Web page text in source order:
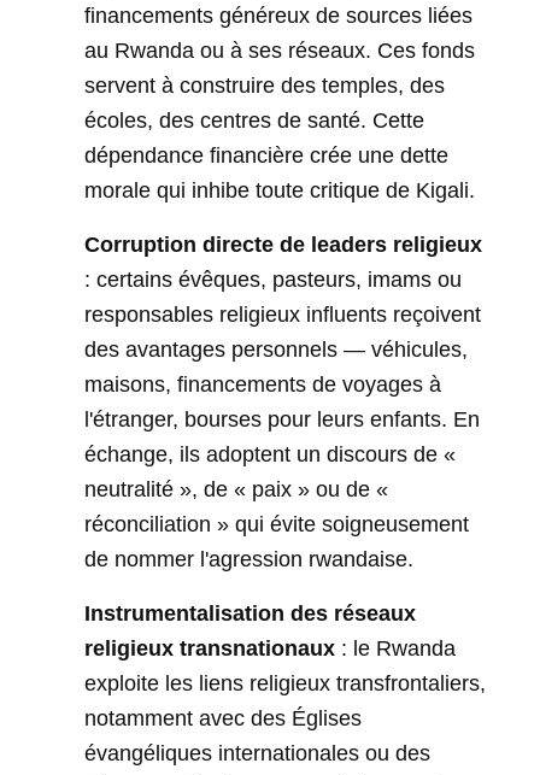
financements généreux de sources liées
au Rwanda ou à ses réseaux. Ces fonds
servent à construire des temples, des
écoles, des centres de santé. Cette
dépendance financière crée une dette
morale qui inhibe toute critique de Kigali.
Corruption directe de leaders religieux
: certains évêques, pasteurs, imams ou
responsables religieux influents reçoivent
des avantages personnels — véhicules,
maisons, financements de voyages à
l'étranger, bourses pour leurs enfants. En
échange, ils adoptent un discours de «
neutralité », de « paix » ou de «
réconciliation » qui évite soigneusement
de nommer l'agression rwandaise.
Instrumentalisation des réseaux
religieux transnationaux : le Rwanda
exploite les liens religieux transfrontaliers,
notamment avec des Églises
évangéliques internationales ou des